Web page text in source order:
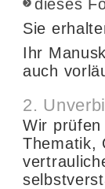
dieses
Sie
Ihr
auch
2.
Wir
Thematik,